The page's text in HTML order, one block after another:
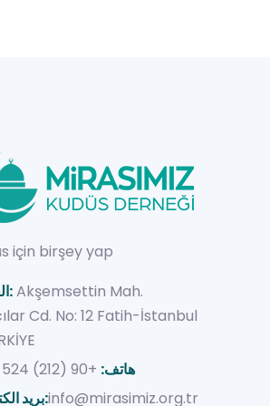
için birşey yap
العنوان:Akşemsettin Mah.
Cd. No: 12 Fatih-İstanbul
هاتف: +90 (212) 524 01 01
بريد الكتروني:info@mirasimiz.org.tr